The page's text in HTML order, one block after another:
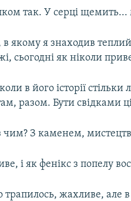
так. У серці
якому я знаходив
сьогодні як ніколи
в його історії
разом. Бути свідками
чим? З каменем,
і як фенікс з попелу
трапилось, жахливе, але